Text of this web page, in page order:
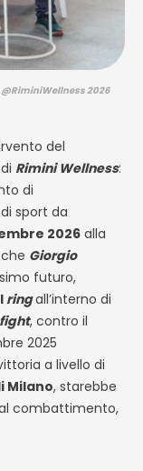
2026
del
Rimini Wellness:
di
sport da
2026 alla
Giorgio
futuro,
ringall’interno di
, contro il
2025
a livello di
Milano, starebbe
combattimento,